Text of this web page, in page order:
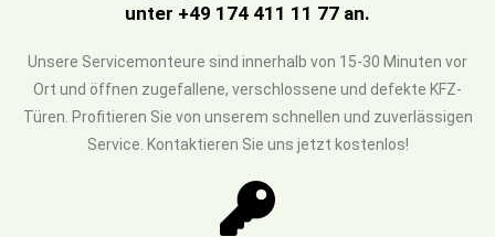
unter +49 174 411 11 77 an.
Unsere Servicemonteure sind innerhalb von 15-30 Minuten vor
Ort und öffnen zugefallene, verschlossene und defekte KFZ-
Türen. Profitieren Sie von unserem schnellen und zuverlässigen
Service. Kontaktieren Sie uns jetzt kostenlos!